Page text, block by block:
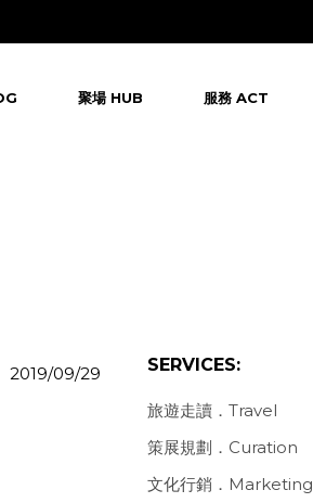
聚場 HUB 服務 ACT
2019/09/29 SERVICES:
旅遊走讀．Travel
策展規劃．Curation
文化行銷．Marketing